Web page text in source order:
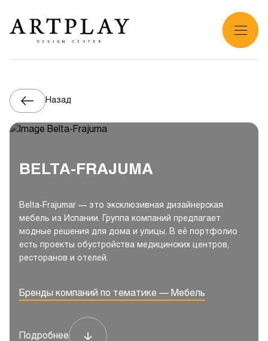
Назад
BELTA-FRAJUMA
Belta-Frajumar — это эксклюзивная дизайнерская
мебель из Испании. Группа компаний предлагает
модные решения для дома и улицы. В её портфолио
есть проекты обустройства медицинских центров,
ресторанов и отелей.
Бренды компаний по тематике — Мебель
Подробнее